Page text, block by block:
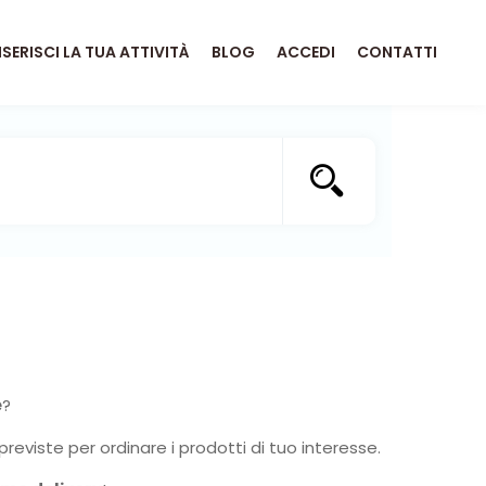
LA TUA ATTIVITÀ BLOG ACCEDI CONTATTI
?
per ordinare i prodotti di tuo interesse.